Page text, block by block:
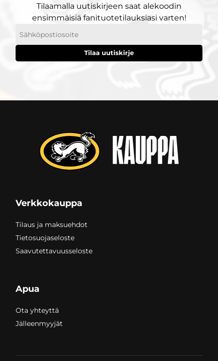
Tilaamalla uutiskirjeen saat alekoodin
ensimmäisiä fanituotetilauksiasi varten!
Verkkokauppa
Tilaus ja maksuehdot
Tietosuojaseloste
Saavutettavuusseloste
Apua
Ota yhteyttä
Jälleenmyyjät